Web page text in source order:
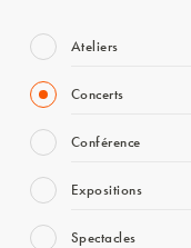
Ateliers
Concerts
Conférence
Expositions
Spectacles